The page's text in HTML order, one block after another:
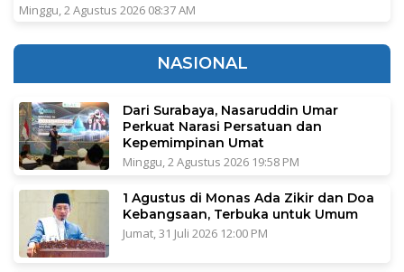
Minggu, 2 Agustus 2026 08:37 AM
NASIONAL
Dari Surabaya, Nasaruddin Umar
Perkuat Narasi Persatuan dan
Kepemimpinan Umat
Minggu, 2 Agustus 2026 19:58 PM
1 Agustus di Monas Ada Zikir dan Doa
Kebangsaan, Terbuka untuk Umum
Jumat, 31 Juli 2026 12:00 PM